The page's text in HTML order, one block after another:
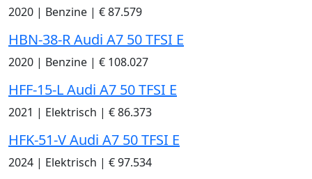
2020 | Benzine | € 87.579
HBN-38-R Audi A7 50 TFSI E
2020 | Benzine | € 108.027
HFF-15-L Audi A7 50 TFSI E
2021 | Elektrisch | € 86.373
HFK-51-V Audi A7 50 TFSI E
2024 | Elektrisch | € 97.534